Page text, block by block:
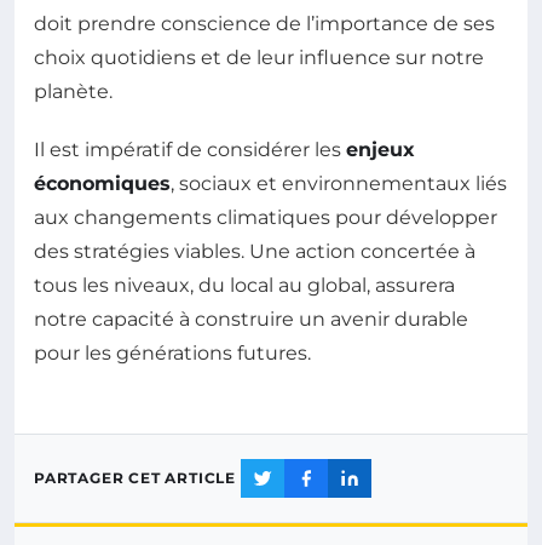
doit prendre conscience de l’importance de ses
choix quotidiens et de leur influence sur notre
planète.
Il est impératif de considérer les enjeux
économiques, sociaux et environnementaux liés
aux changements climatiques pour développer
des stratégies viables. Une action concertée à
tous les niveaux, du local au global, assurera
notre capacité à construire un avenir durable
pour les générations futures.
PARTAGER CET ARTICLE